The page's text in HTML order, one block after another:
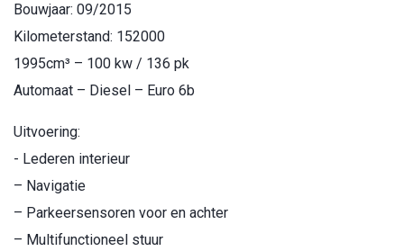
Bouwjaar: 09/2015
Kilometerstand: 152000
1995cm³ – 100 kw / 136 pk
Automaat – Diesel – Euro 6b
Uitvoering:
- Lederen interieur
– Navigatie
– Parkeersensoren voor en achter
– Multifunctioneel stuur